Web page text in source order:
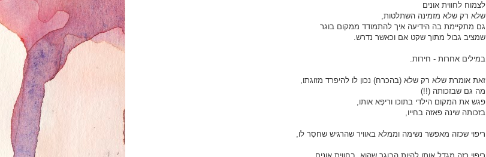
לצמוח לחווית אונים
שלא רק שלא מזמינה השתלטות,
גם מתקיימת בה הידיעה איך להתמודד ממקום בוגר
שמציב גבול מתוך שקט אם וכאשר נדרש.
במילים אחרות - חירות.
זאת אומרת שלא רק שלא (בהכרח) נכון לו להיפרד מזוגתו,
מה גם שבזכותה (!!)
פגש את המקום הילדי בתוכו וריפָּא אותו,
בזכותה שינה פאזה בחייו,
ריפוי שכזה מאפשר נשימה וממלא באוויר שהרגיש שחסָר לו,